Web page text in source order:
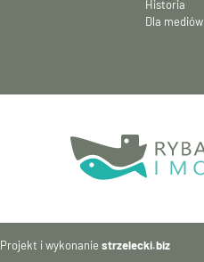
Historia
Dla mediów
Projekt i wykonanie strzelecki.biz